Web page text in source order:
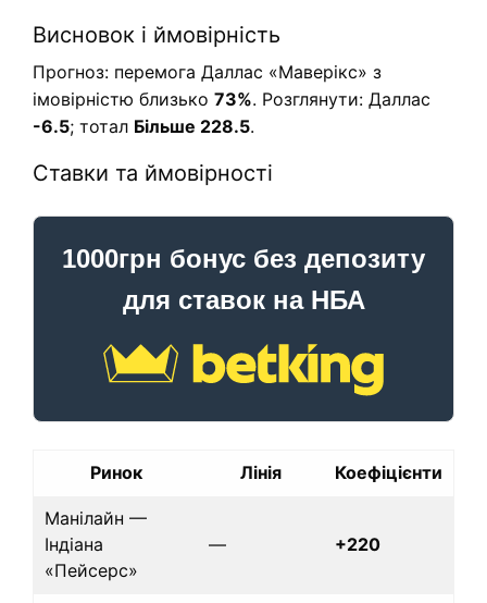
Висновок і ймовірність
Прогноз: перемога Даллас «Маверікс» з
імовірністю близько 73%. Розглянути: Даллас
-6.5; тотал Більше 228.5.
Ставки та ймовірності
1000грн бонус без депозиту
для ставок на НБА
Ринок Лінія Коефіцієнти
Манілайн —
Індіана
«Пейсерс»
— +220